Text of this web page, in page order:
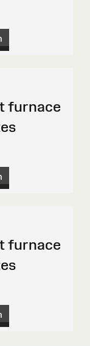
furnace
furnace